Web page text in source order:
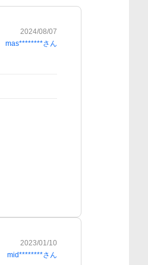
2024/08/07
mas********さん
2023/01/10
mid********さん